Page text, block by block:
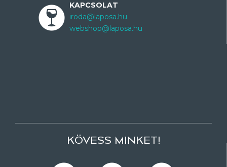
KAPCSOLAT
iroda@laposa.hu
webshop@laposa.hu
KÖVESS MINKET!